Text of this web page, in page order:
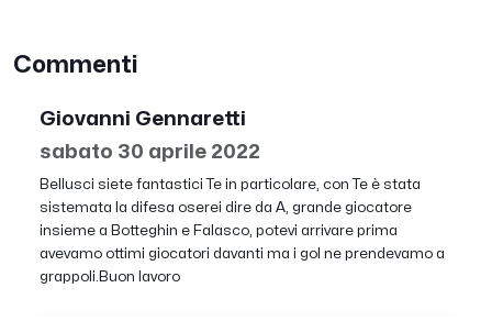
Commenti
Giovanni Gennaretti
sabato 30 aprile 2022
Bellusci siete fantastici Te in particolare, con Te è stata
sistemata la difesa oserei dire da A, grande giocatore
insieme a Botteghin e Falasco, potevi arrivare prima
avevamo ottimi giocatori davanti ma i gol ne prendevamo a
grappoli.Buon lavoro